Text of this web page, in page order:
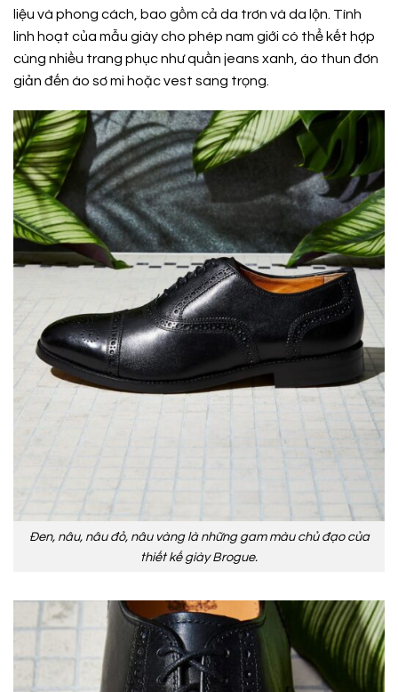
liệu và phong cách, bao gồm cả da trơn và da lộn. Tính
linh hoạt của mẫu giày cho phép nam giới có thể kết hợp
cùng nhiều trang phục như quần jeans xanh, áo thun đơn
giản đến áo sơ mi hoặc vest sang trọng.
Đen, nâu, nâu đỏ, nâu vàng là những gam màu chủ đạo của
thiết kế giày Brogue.